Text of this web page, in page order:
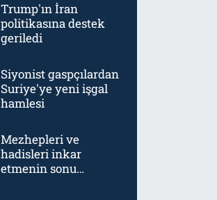
Trump'ın İran
politikasına destek
geriledi
Siyonist gaspçılardan
Suriye'ye yeni işgal
hamlesi
Mezhepleri ve
hadisleri inkar
etmenin sonu